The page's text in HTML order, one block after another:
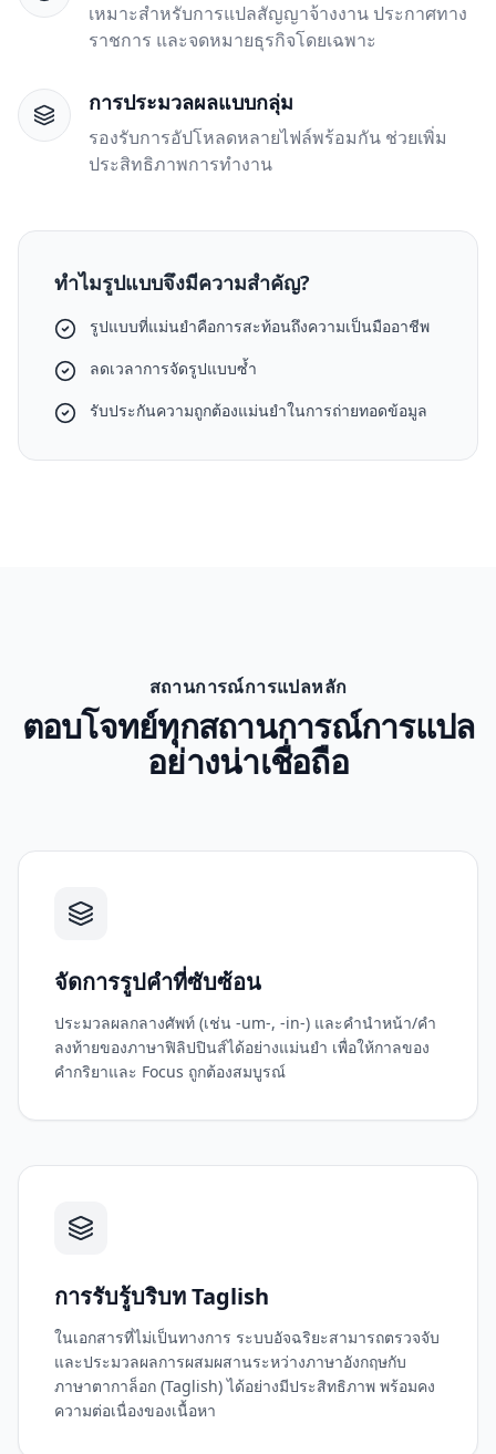
เหมาะสำหรับการแปลสัญญาจ้างงาน ประกาศทาง
ราชการ และจดหมายธุรกิจโดยเฉพาะ
การประมวลผลแบบกลุ่ม
รองรับการอัปโหลดหลายไฟล์พร้อมกัน ช่วยเพิ่ม
ประสิทธิภาพการทำงาน
ทำไมรูปแบบจึงมีความสำคัญ?
รูปแบบที่แม่นยำคือการสะท้อนถึงความเป็นมืออาชีพ
ลดเวลาการจัดรูปแบบซ้ำ
รับประกันความถูกต้องแม่นยำในการถ่ายทอดข้อมูล
สถานการณ์การแปลหลัก
ตอบโจทย์ทุกสถานการณ์การแปล
อย่างน่าเชื่อถือ
จัดการรูปคำที่ซับซ้อน
ประมวลผลกลางศัพท์ (เช่น -um-, -in-) และคำนำหน้า/คำ
ลงท้ายของภาษาฟิลิปปินส์ได้อย่างแม่นยำ เพื่อให้กาลของ
คำกริยาและ Focus ถูกต้องสมบูรณ์
การรับรู้บริบท Taglish
ในเอกสารที่ไม่เป็นทางการ ระบบอัจฉริยะสามารถตรวจจับ
และประมวลผลการผสมผสานระหว่างภาษาอังกฤษกับ
ภาษาตากาล็อก (Taglish) ได้อย่างมีประสิทธิภาพ พร้อมคง
ความต่อเนื่องของเนื้อหา